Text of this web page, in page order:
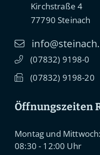
Kirchstraße 4
77790 Steinach
(07832) 91 98-0
(07832) 91 98-20
Öffnungszeiten
Montag und Mittwoch:
08:30 - 12:00 Uhr